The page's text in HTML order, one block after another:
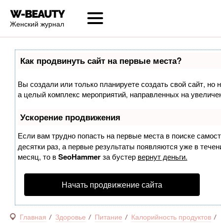
Женский журнал
Как продвинуть сайт на первые места?
Вы создали или только планируете создать свой сайт, но
а целый комплекс мероприятий, направленных на
Ускорение продвижения
Если вам трудно попасть на первые места в поиске
десятки раз, а первые результаты появляются уже в
месяц, то вSeoHammerза бустер вернут деньги.
Начать продвижение сайта
Главная Здоровье Питание Калорийность продуктов